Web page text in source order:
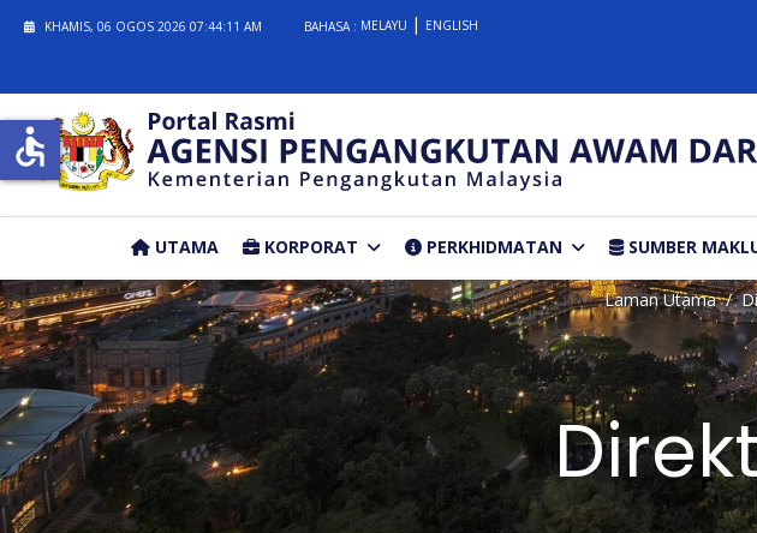
KHAMIS, 06 OGOS 2026 07:44:12 AM BAHASA : MELAYU ENGLISH
UTAMA KORPORAT PERKHIDMATAN SUMBER
Laman Utama
accessible